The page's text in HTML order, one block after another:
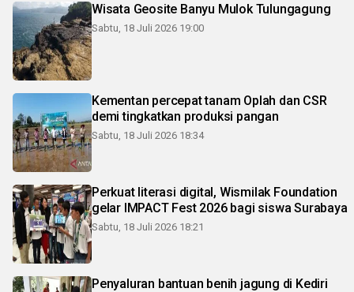
Wisata Geosite Banyu Mulok Tulungagung
Sabtu, 18 Juli 2026 19:00
Kementan percepat tanam Oplah dan CSR
demi tingkatkan produksi pangan
Sabtu, 18 Juli 2026 18:34
Perkuat literasi digital, Wismilak Foundation
gelar IMPACT Fest 2026 bagi siswa Surabaya
Sabtu, 18 Juli 2026 18:21
Penyaluran bantuan benih jagung di Kediri